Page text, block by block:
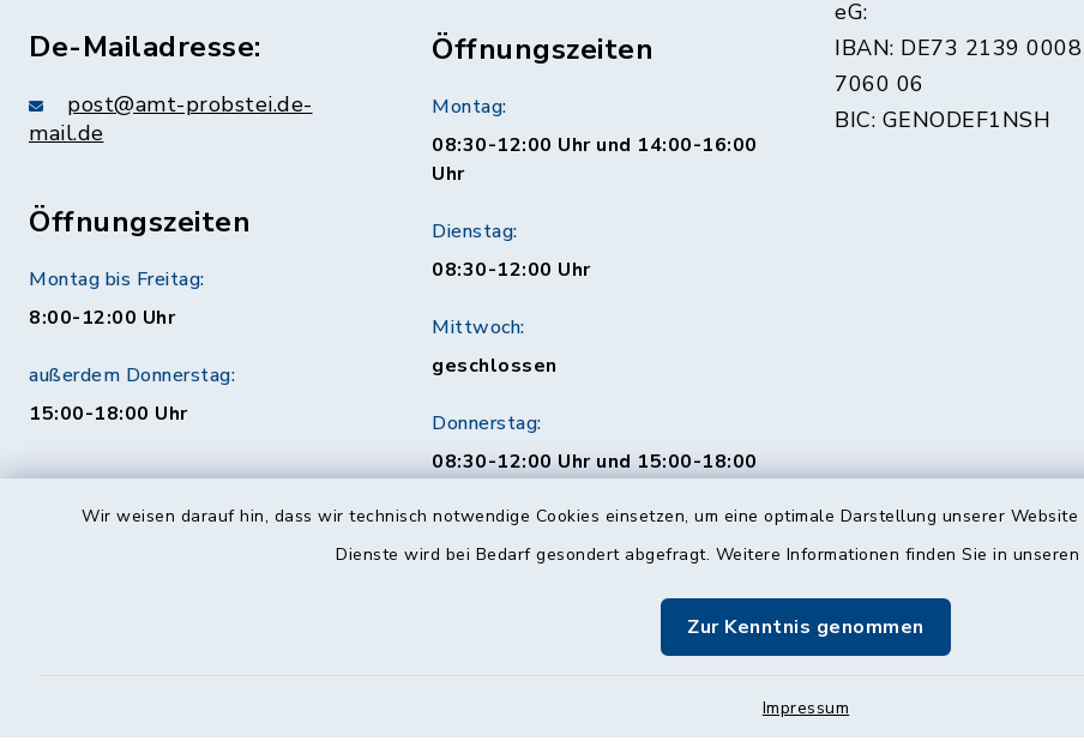
Wir weisen darauf hin, dass wir technisch notwendige Cookies einsetzen, um eine optimale Darstellung unserer
Dienste wird bei Bedarf gesondert abgefragt. Weitere Informationen finden Sie in unseren
Zur Kenntnis genommen
Impressum
De-Mailadresse:
post@amt-probstei.de-
mail.de
Öffnungszeiten
Montag bis Freitag:
8:00-12:00 Uhr
außerdem Donnerstag:
15:00-18:00 Uhr
Öffnungszeiten
Montag:
08:30-12:00 Uhr und 14:00-16:00
Uhr
Dienstag:
08:30-12:00 Uhr
Mittwoch:
geschlossen
Donnerstag:
08:30-12:00 Uhr und 15:00-18:00
Freitag:
eG:
IBAN: DE73 2139
7060 06
BIC: GENODEF1NSH